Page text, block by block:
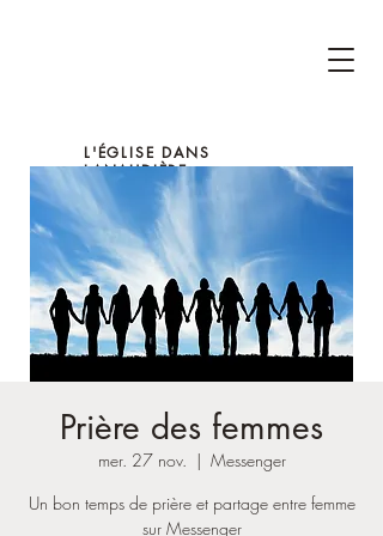
L'ÉGLISE DANS
LANAUDIÈRE
Prière des femmes
mer. 27 nov.
  |
Messenger
Un bon temps de prière et partage entre femme
sur Messenger